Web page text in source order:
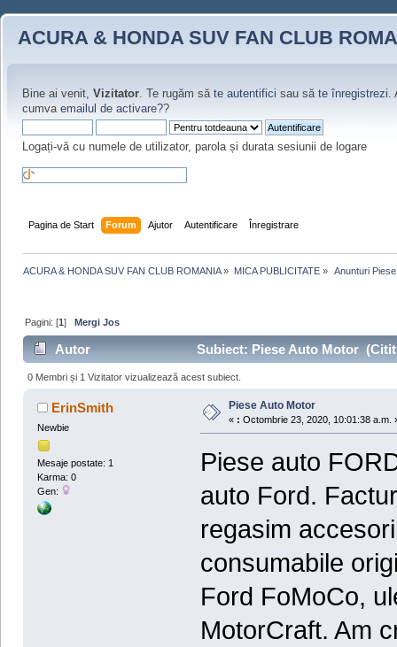
ACURA & HONDA SUV FAN CLUB
Bine ai venit, Vizitator. Te rugăm să te autentifici sau să te înregistrezi.
cumva emailul de activare??
Logați-vă cu numele de utilizator, parola și durata sesiunii de logare
Pagina de Start Forum Ajutor Autentificare Înregistrare
ACURA & HONDA SUV FAN CLUB ROMANIA» MICA PUBLICITATE» Anunturi
Pagini: [1]Mergi Jos
Autor Subiect: Piese Auto Motor (Citit
0 Membri și 1 Vizitator vizualizează acest subiect.
ErinSmith
Newbie
Mesaje postate: 1
Karma: 0
Gen:
Piese Auto Motor
« : Octombrie 23, 2020, 10:01:38 a.m.
Piese auto
auto Ford.
regasim
consumabile
Ford FoMoCo,
MotorCraft. Am